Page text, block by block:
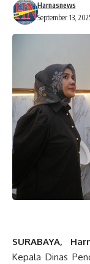
September 13,
Harnasnews
SURABAYA,
Kepala Dinas